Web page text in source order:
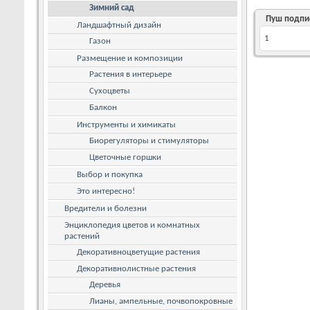
Пуш
1
Зимний сад
Ландшафтный дизайн
Газон
Размещение и композиции
Растения в интерьере
Сухоцветы
Балкон
Инструменты и химикаты
Биорегуляторы и стимуляторы
Цветочные горшки
Выбор и покупка
Это интересно!
Вредители и болезни
Энциклопедия цветов и комнатных
растений
Декоративноцветущие растения
Декоративнолистные растения
Деревья
Лианы, ампельные, почвопокровные